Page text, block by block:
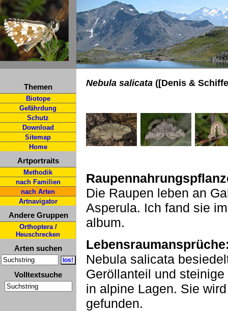
Themen
Biotope
Gefährdung
Schutz
Download
Sitemap
Home
Artportraits
Methodik
nach Familien
nach Arten
Artnavigator
Andere Gruppen
Orthoptera /
Heuschrecken
Arten suchen
Volltextsuche
Nebula salicata ([Denis &
Die Raupen leben an
Asperula. Ich fand sie
album.
Nebula salicata
Geröllanteil und
in alpine Lagen. Sie
gefunden.